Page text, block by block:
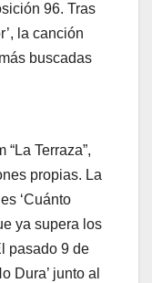
96. Tras
la canción
buscadas
Terraza”,
propias. La
‘Cuánto
ya supera los
pasado 9 de
Dura’ junto al